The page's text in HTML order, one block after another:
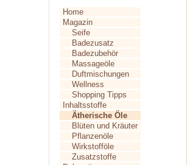
Home
Magazin
Seife
Badezusatz
Badezubehör
Massageöle
Duftmischungen
Wellness
Shopping Tipps
Inhaltsstoffe
Ätherische Öle
Blüten und Kräuter
Pflanzenöle
Wirkstofföle
Zusatzstoffe